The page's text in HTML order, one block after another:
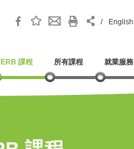
/ English
ERB 課程 所有課程 就業服務